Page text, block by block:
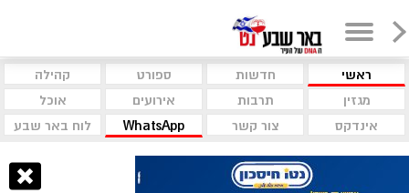
ראשי חדשות ספורט
קהילה
מגזין
תרבות אירועים
אוכל
אינדקס
צור קשר WhatsApp לוח באר שבע